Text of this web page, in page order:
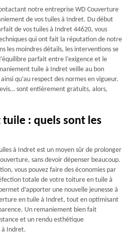
notre entreprise WD Couverture
de vos tuiles à Indret. Du début
de vos tuiles à Indret 44620, vous
qui ont fait la réputation de notre
les moindres détails, les interventions se
parfait entre l’exigence et le
tuile à Indret veille au bon
qu’au respect des normes en vigueur.
sont entièrement gratuits, alors,
tuile : quels sont les
à Indret est un moyen sûr de prolonger
sans devoir dépenser beaucoup.
vous pouvez faire des économies par
totale de votre toiture en tuile à
d’apporter une nouvelle jeunesse à
en tuile à Indret, tout en optimisant
Un remaniement bien fait
et un rendu esthétique
à Indret.